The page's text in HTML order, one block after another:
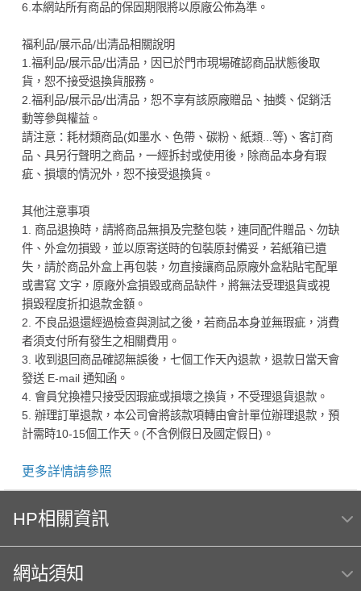
6.本網站所有商品的保固期限將以原廠公佈為準。
福利品/展示品/出清品相關說明
1.福利品/展示品/出清品，因已於門市現場確認商品狀態後取
貨，恕不接受退換貨服務。
2.福利品/展示品/出清品，恕不享有該原廠贈品、抽獎、促銷活
動等參與權益。
請注意：耗材類商品(如墨水、色帶、碳粉、紙類...等)、客訂商
品、具另行聲明之商品，一經拆封或使用後，除商品本身有瑕
疵、損壞的情況外，恕不接受退換貨。
其他注意事項
1. 商品退換時，請將商品無損及完整包裝，連同配件贈品、勿缺
件、外盒勿損毀，並以原寄送時的包裝原封備妥，若紙箱已遺
失，請於商品外盒上再包裝，勿直接讓商品原廠外盒粘貼宅配單
或書寫 文字，原廠外盒損毀或商品缺件，將無法受理退貨或視
損毀程度折扣退款金額。
2. 不良品退還經過檢查與測試之後，若商品本身並無瑕疵，消費
者須支付所有發生之相關費用。
3. 收到退回商品確認無誤後，七個工作天內退款，退款日當天會
發送 E-mail 通知函。
4. 會員兌換禮只接受因瑕疵或損壞之換貨，不受理退貨退款。
5. 辦理訂單退款，本公司會將該款項轉由會計單位辦理退款，預
計需時10-15個工作天。(不含例假日及國定假日)。
更多詳情請參照
HP相關資訊
網站須知